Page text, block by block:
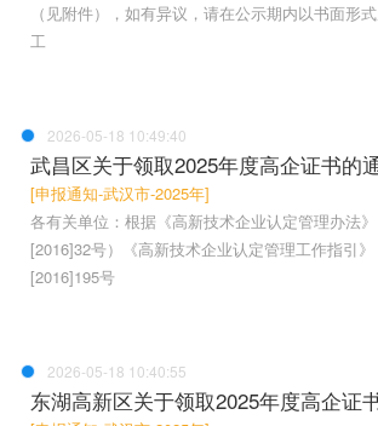
（见附件），如有异议，请在公示期内以书面形
工
2026-05-18 10:49:40
武昌区关于领取2025年度高企证书的
[申报通知-武汉市-2025年]
各有关单位：根据《高新技术企业认定管理办法
[2016]32号）《高新技术企业认定管理工作指引
[2016]195号
2026-05-18 10:40:55
东湖高新区关于领取2025年度高企证